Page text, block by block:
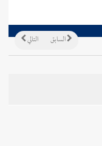
التالي السابق